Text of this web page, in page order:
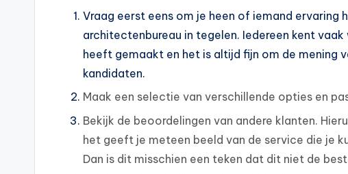
Vraag eerst eens om je heen of iemand ervaring
architectenbureau in tegelen. Iedereen kent
heeft gemaakt en het is altijd fijn om de mening
kandidaten.
Maak een selectie van verschillende opties en
Bekijk de beoordelingen van andere klanten.
het geeft je meteen beeld van de service die je
Dan is dit misschien een teken dat dit niet de